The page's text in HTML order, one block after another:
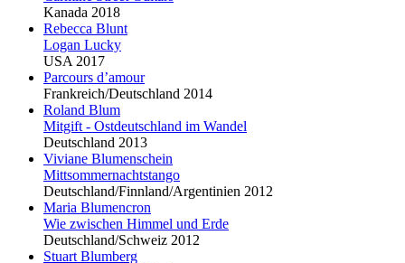
Kanada 2018
Rebecca Blunt
Logan Lucky
USA 2017
Parcours d’amour
Frankreich/Deutschland 2014
Roland Blum
Mitgift - Ostdeutschland im Wandel
Deutschland 2013
Viviane Blumenschein
Mittsommernachtstango
Deutschland/Finnland/Argentinien 2012
Maria Blumencron
Wie zwischen Himmel und Erde
Deutschland/Schweiz 2012
Stuart Blumberg